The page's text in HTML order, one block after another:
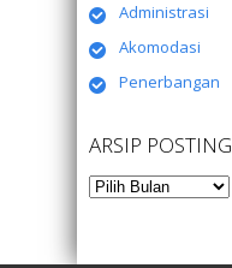
Administrasi
Akomodasi
Penerbangan
ARSIP POSTING
Arsip
Posting